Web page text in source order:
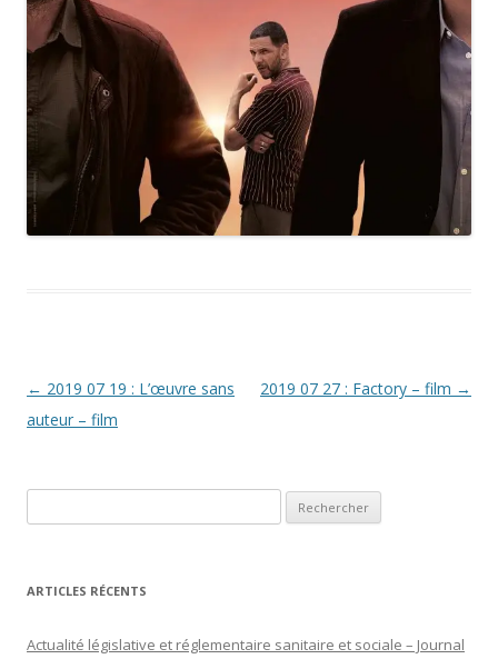
Navigation
des
← 2019 07 19 : L’œuvre sans
auteur – film
2019 07 27 : Factory – film →
ARTICLES RÉCENTS
Actualité législative et réglementaire sanitaire et sociale – Journal